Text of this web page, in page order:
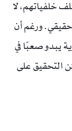
خلفياتهم، لا
ورغم أن
يبدو صعبًا في
التحقيق على